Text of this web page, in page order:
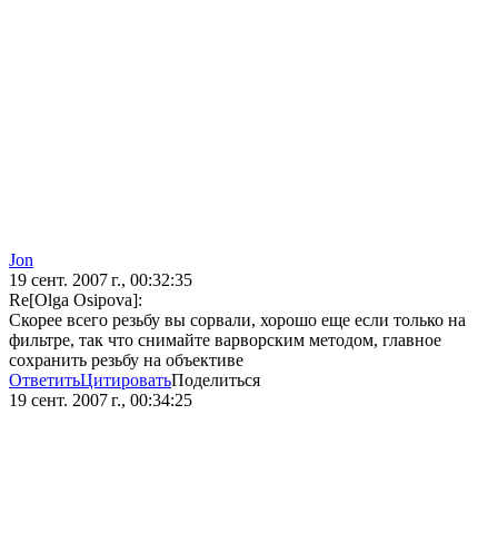
Jon
19 сент. 2007 г., 00:32:35
Re[Olga Osipova]:
Скорее всего резьбу вы сорвали, хорошо еще если только на
фильтре, так что снимайте варворским методом, главное
сохранить резьбу на объективе
ОтветитьЦитироватьПоделиться
19 сент. 2007 г., 00:34:25